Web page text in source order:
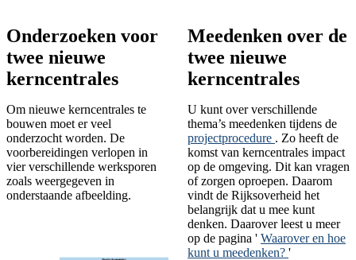
Onderzoeken voor
twee nieuwe
kerncentrales
Om nieuwe kerncentrales te
bouwen moet er veel
onderzocht worden. De
voorbereidingen verlopen in
vier verschillende werksporen
zoals weergegeven in
onderstaande afbeelding.
Meedenken over de
twee nieuwe
kerncentrales
U kunt over verschillende
thema’s meedenken tijdens de
projectprocedure . Zo heeft de
komst van kerncentrales impact
op de omgeving. Dit kan vragen
of zorgen oproepen. Daarom
vindt de Rijksoverheid het
belangrijk dat u mee kunt
denken. Daarover leest u meer
op de pagina ' Waarover en hoe
kunt u meedenken? '